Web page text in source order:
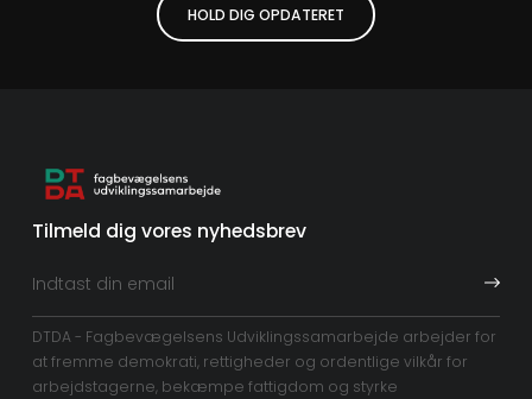
HOLD DIG OPDATERET
Tilmeld dig vores nyhedsbrev
DTDA - Fagbevægelsens Udviklingssamarbejde arbejder for
at fremme demokrati, rettigheder og ordentlige vilkår for
arbejdstagerne, bekæmpe fattigdom og styrke